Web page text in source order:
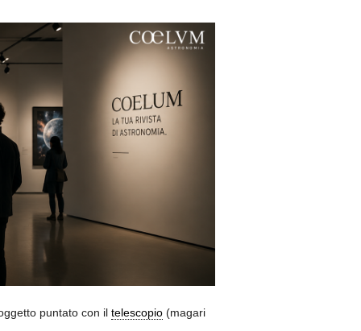
puntato con il telescopio(magari